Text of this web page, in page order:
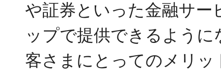
や証券といった金融サ
ップで提供できるよう
客さまにとってのメリッ